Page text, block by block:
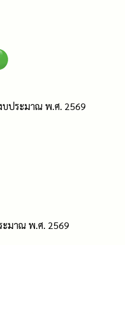
บประมาณ พ.ศ. 2569
ะมาณ พ.ศ. 2569